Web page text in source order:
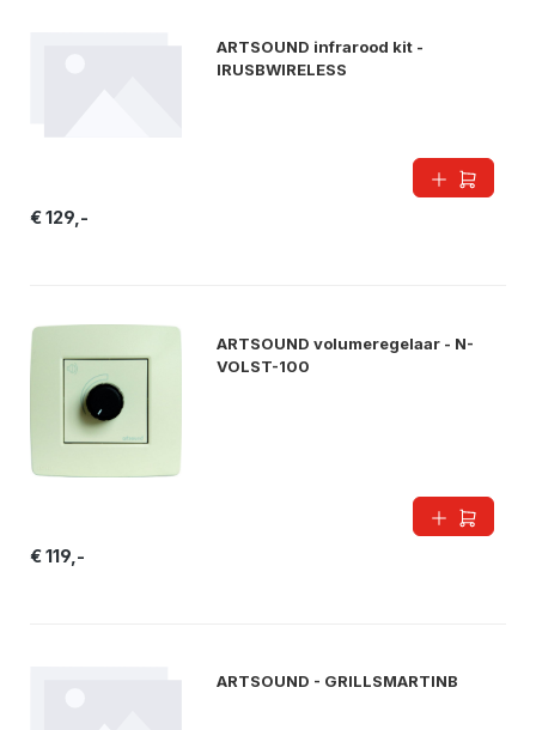
ARTSOUND infrarood kit -
IRUSBWIRELESS
€ 129,-
ARTSOUND volumeregelaar - N-
VOLST-100
€ 119,-
ARTSOUND - GRILLSMARTINB